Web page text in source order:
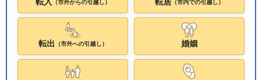
転入 （市外からの引越し） 転居（市内での引越し）
転出 （市外への引越し） 婚姻